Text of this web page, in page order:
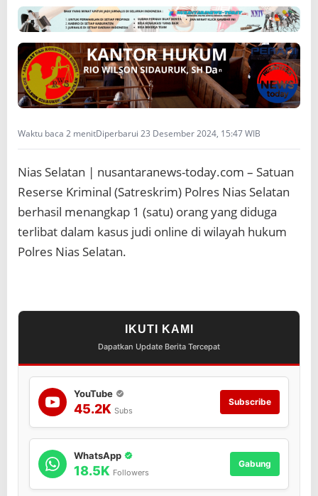
a
p
S
a
t
u
P
e
a
k
J
u
i
O
l
Waktu baca 2 menitDiperbarui 23 Desember 2024, 15:47 WIB
Nias Selatan | nusantaranews-today.com – Satuan
Reserse Kriminal (Satreskrim) Polres Nias Selatan
berhasil menangkap 1 (satu) orang yang diduga
terlibat dalam kasus judi online di wilayah hukum
Polres Nias Selatan.
IKUTI KAMI
Dapatkan Update Berita Tercepat
YouTube
45.2K Subs
Subscribe
WhatsApp
18.5K Followers
Gabung